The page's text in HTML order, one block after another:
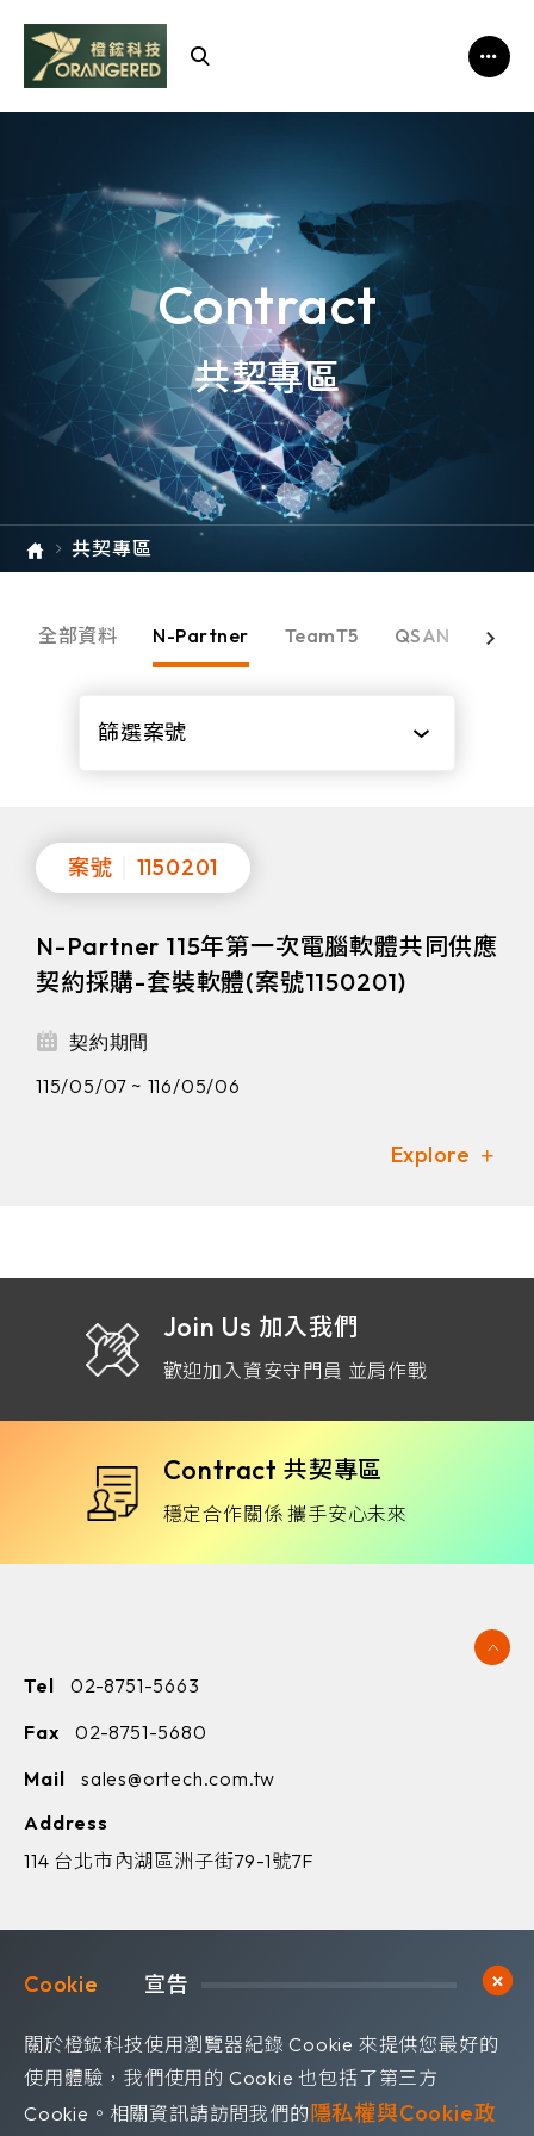
鋐
Contract
共契專區
共契專區
全部資料 N-Partner TeamT5 QSAN
篩選案號
1150201
案號 1150201
N-Partner 115年第一次電腦軟體共同供應
契約採購-套裝軟體(案號1150201)
契約期間
115/05/07 ~ 116/05/06
Explore
Join Us 加入我們
歡迎加入資安守門員 並肩作戰
Contract 共契專區
穩定合作關係 攜手安心未來
Tel
02-8751-5663
Fax
02-8751-5680
Mail
sales@ortech.com.tw
Address
114 台北市內湖區洲子街79-1號7F
Subscribe 訂閱電子報
宣告
關於橙鋐科技使用瀏覽器紀錄 Cookie 來提供您最好的
使用體驗，我們使用的 Cookie 也包括了第三方
Cookie。相關資訊請訪問我們的隱私權與Cookie政